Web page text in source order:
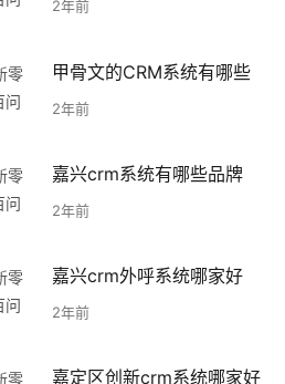
2年前
甲骨文的CRM系统有哪些
2年前
嘉兴crm系统有哪些品牌
2年前
嘉兴crm外呼系统哪家好
2年前
嘉定区创新crm系统哪家好